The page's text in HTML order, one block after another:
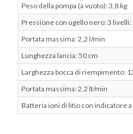
Peso della pompa (a vuoto): 3,8 kg
Pressione con ugello nero: 3 livelli:
Portata massima: 2,2 l/min
Lunghezza lancia: 50 cm
Larghezza bocca di riempimento:
Portata massima: 2,2 lt/min
Batteria ioni di litio con indicatore a